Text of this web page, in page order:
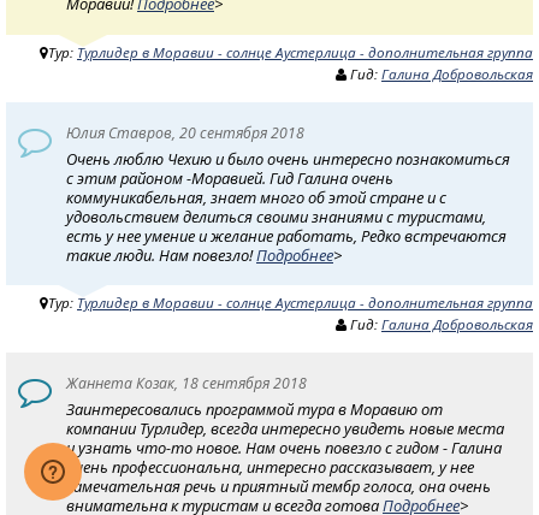
Тур: Турлидер в Моравии - солнце Аустерлица - дополнительная группа
Гид: Галина Добровольская
Юлия Ставров, 20 сентября 2018
Очень люблю Чехию и было очень интересно познакомиться
с этим районом -Моравией. Гид Галина очень
коммуникабельная, знает много об этой стране и с
удовольствием делиться своими знаниями с туристами,
есть у нее умение и желание работать, Редко встречаются
такие люди. Нам повезло!Подробнее>
Тур: Турлидер в Моравии - солнце Аустерлица - дополнительная группа
Гид: Галина Добровольская
Жаннета Козак, 18 сентября 2018
Заинтересовались программой тура в Моравию от
компании Турлидер, всегда интересно увидеть новые места
и узнать что-то новое. Нам очень повезло с гидом - Галина
очень профессиональна, интересно рассказывает, у нее
замечательная речь и приятный тембр голоса, она очень
внимательна к туристам и всегда готоваПодробнее>